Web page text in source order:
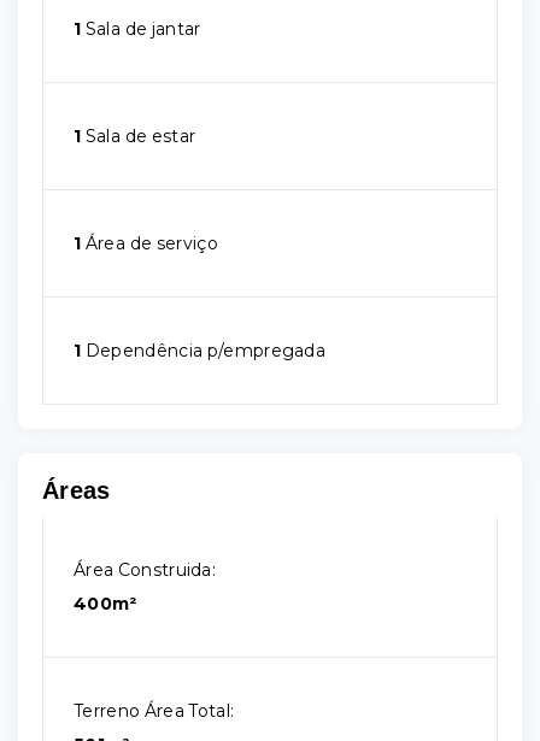
1 Sala de jantar
1 Sala de estar
1 Área de serviço
1 Dependência p/empregada
Áreas
Área Construida:
400m²
Terreno Área Total: